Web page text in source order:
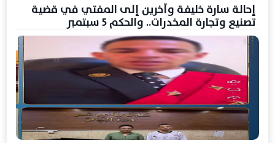
إحالة سارة خليفة وآخرين إلى المفتي في قضية
تصنيع وتجارة المخدرات.. والحكم 5 سبتمبر